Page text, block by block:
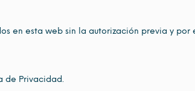
en esta web sin la autorización previa y por
de Privacidad.